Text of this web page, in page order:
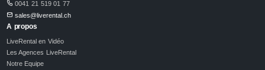
0041 21 519 01 77
sales@liverental.ch
A propos
LiveRental en Vidéo
Les Agences LiveRental
Notre Equipe